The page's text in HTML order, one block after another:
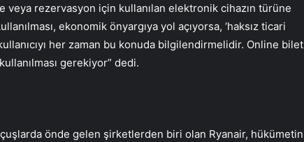
veya rezervasyon için kullanılan elektronik cihazın türüne
ekonomik önyargıya yol açıyorsa, ‘haksız ticari
her zaman bu konuda bilgilendirmelidir. Online bilet
gerekiyor” dedi.
önde gelen şirketlerden biri olan Ryanair, hükümetin